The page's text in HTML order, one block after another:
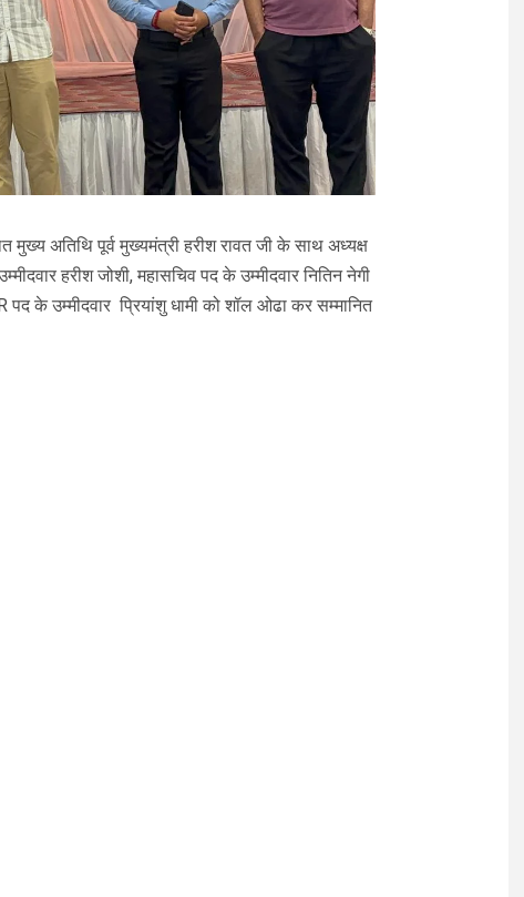
मुख्य अतिथि पूर्व मुख्यमंत्री हरीश रावत जी के साथ अध्यक्ष
हरीश जोशी, महासचिव पद के उम्मीदवार नितिन नेगी
पद के उम्मीदवार प्रियांशु धामी को शॉल ओढा कर सम्मानित